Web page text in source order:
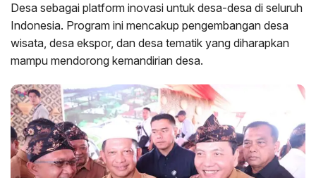
Desa sebagai platform inovasi untuk desa-desa di seluruh
Indonesia. Program ini mencakup pengembangan desa
wisata, desa ekspor, dan desa tematik yang diharapkan
mampu mendorong kemandirian desa.